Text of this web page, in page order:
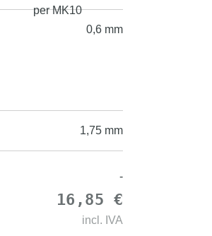
per MK10
0,6 mm
1,75 mm
-
16,85 €
incl. IVA